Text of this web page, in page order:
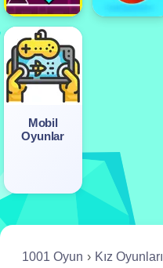
Mobil
Oyunlar
1001 Oyun Kız Oyunları